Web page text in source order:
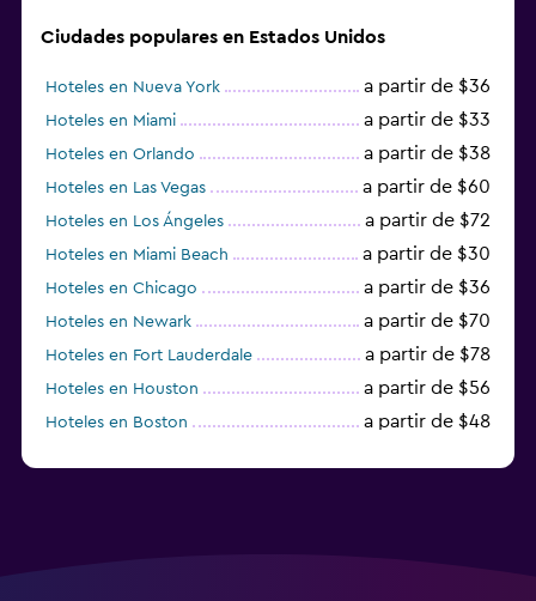
Ciudades populares en Estados Unidos
Hoteles en Nueva York a partir de $36
Hoteles en Miami a partir de $33
Hoteles en Orlando a partir de $38
Hoteles en Las Vegas a partir de $60
Hoteles en Los Ángeles a partir de $72
Hoteles en Miami Beach a partir de $30
Hoteles en Chicago a partir de $36
Hoteles en Newark a partir de $70
Hoteles en Fort Lauderdale a partir de $78
Hoteles en Houston a partir de $56
Hoteles en Boston a partir de $48